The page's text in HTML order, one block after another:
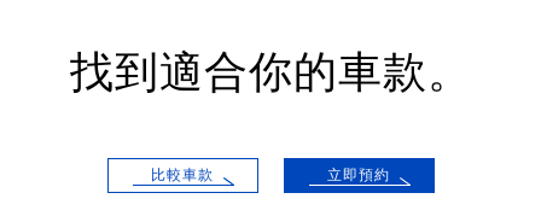
找到適合你的車款。
比較車款 立即預約